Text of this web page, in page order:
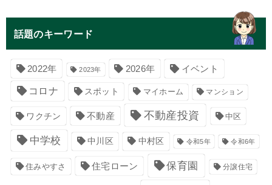
話題のキーワード
2022年 2023年 2026年 イベント
コロナ スポット マイホーム マンション
ワクチン 不動産 不動産投資 中区
中学校 中川区 中村区 令和5年 令和6年
住みやすさ 住宅ローン 保育園 分譲住宅